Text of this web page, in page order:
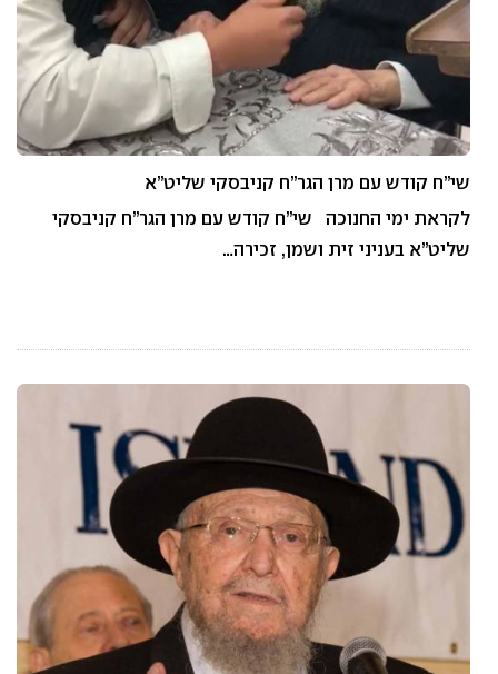
שי”ח קודש עם מרן הגר”ח קניבסקי שליט”א
לקראת ימי החנוכה שי”ח קודש עם מרן הגר”ח קניבסקי
שליט”א בעניני זית ושמן, זכירה…